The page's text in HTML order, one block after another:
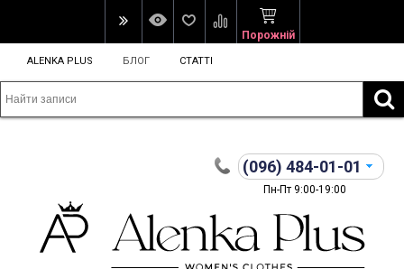
Порожній
ALENKA PLUS БЛОГ СТАТТІ
(096) 484-01-01
Пн-Пт 9:00-19:00